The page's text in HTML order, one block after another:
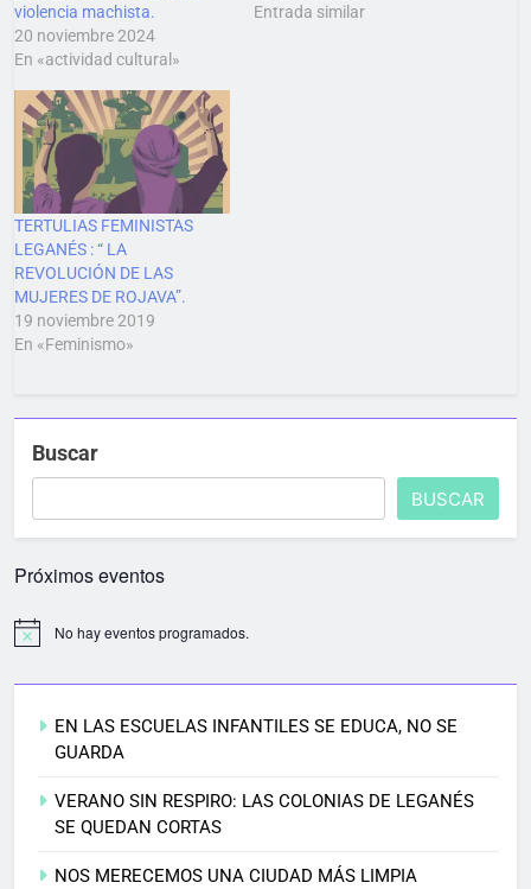
violencia machista.
20 noviembre 2024
En «actividad cultural»
Entrada similar
TERTULIAS FEMINISTAS
LEGANÉS : “ LA
REVOLUCIÓN DE LAS
MUJERES DE ROJAVA”.
19 noviembre 2019
En «Feminismo»
Buscar
BUSCAR
Próximos eventos
No hay eventos programados.
EN LAS ESCUELAS INFANTILES SE EDUCA, NO SE
GUARDA
VERANO SIN RESPIRO: LAS COLONIAS DE LEGANÉS
SE QUEDAN CORTAS
NOS MERECEMOS UNA CIUDAD MÁS LIMPIA